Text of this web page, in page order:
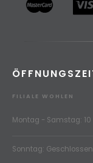
FILIALE WOHLEN
Montag - Samstag: 10
Sonntag: Geschlossen